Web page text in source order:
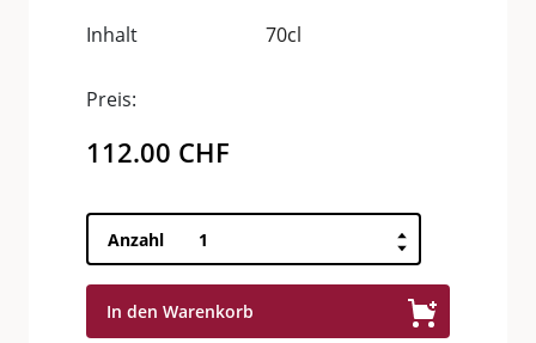
Inhalt 70cl
Preis:
112.00 CHF
Anzahl
Glengoyne
Pedro
Ximenez
Cask
In den Warenkorb